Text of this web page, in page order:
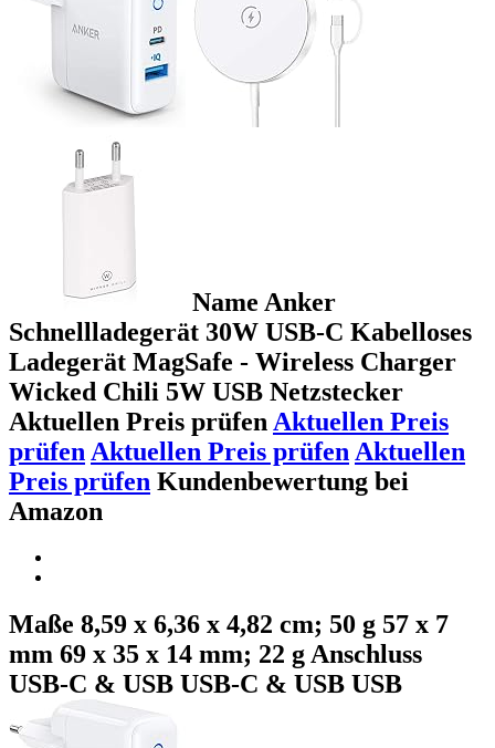
Name Anker
Schnellladegerät 30W USB-C Kabelloses
Ladegerät MagSafe - Wireless Charger
Wicked Chili 5W USB Netzstecker
Aktuellen Preis prüfen Aktuellen Preis
prüfen Aktuellen Preis prüfen Aktuellen
Preis prüfen Kundenbewertung bei
Amazon
Maße 8,59 x 6,36 x 4,82 cm; 50 g 57 x 7
mm 69 x 35 x 14 mm; 22 g Anschluss
USB-C & USB USB-C & USB USB